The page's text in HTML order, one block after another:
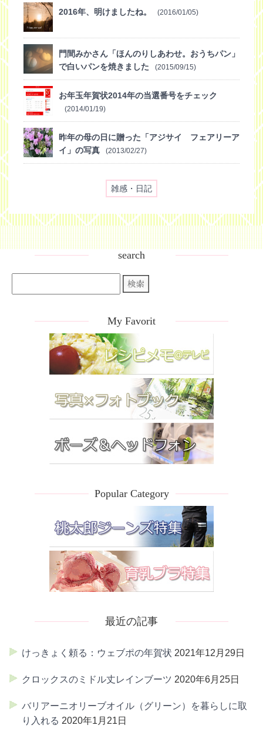
2016年、明けましたね。 (2016/01/05)
門間みかさん「ほんのりしあわせ。おうちパン」
で白いパンを焼きました
(2015/09/15)
お年玉年賀状2014年の当選番号をチェック
(2014/01/19)
昨年の母の日に贈った「アジサイ フェアリーア
イ」の写真
(2013/02/27)
雑感・日記
search
My Favorit
Popular Category
最近の記事
けっきょく頼る：ウェブポの年賀状 2021年12月29日
クロックスのミドル丈レインブーツ 2020年6月25日
バリアーニオリーブオイル（グリーン）を暮らしに取
り入れる 2020年1月21日